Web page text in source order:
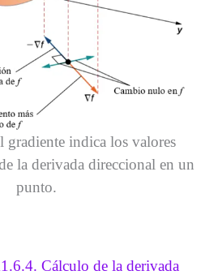
gradiente indica los valores
la derivada direccional en un
punto.
Cálculo de la derivada